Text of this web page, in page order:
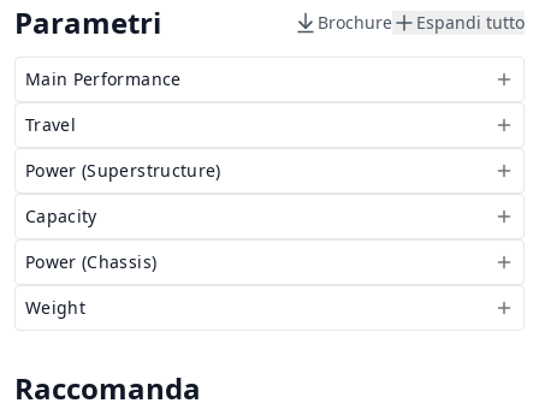
Parametri Brochure Espandi tutto
Main Performance
Travel
Power (Superstructure)
Capacity
Power (Chassis)
Weight
Raccomanda